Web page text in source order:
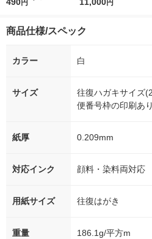
シ） オリジナル
490円 11,000円
商品仕様/スペック
カラー 白
サイズ
往復ハガキサイズ
便番号枠の印刷あり
紙厚 0.209mm
対応インク 顔料・染料両対応
用紙サイズ 往復はがき
重量 186.1g/平方m